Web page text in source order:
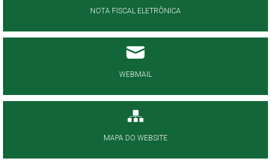
NOTA FISCAL ELETRÔNICA
WEBMAIL
MAPA DO WEBSITE